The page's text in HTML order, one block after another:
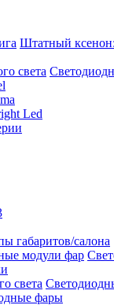
Штатный
Led
габаритов/салона
фары